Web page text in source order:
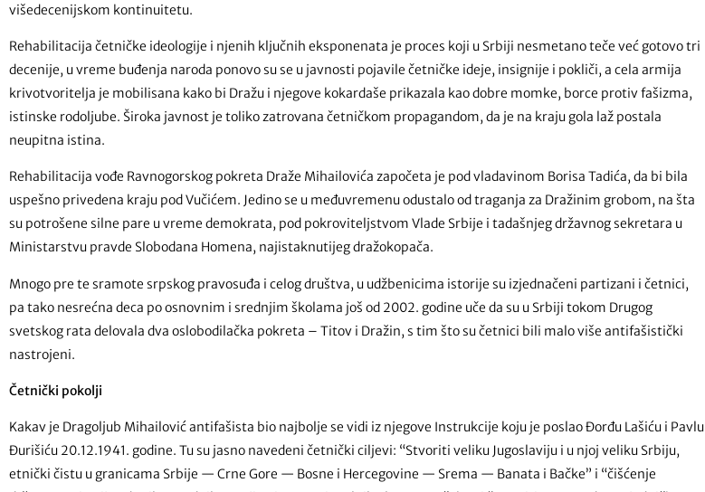
višedecenijskom kontinuitetu.
Rehabilitacija četničke ideologije i njenih ključnih eksponenata je proces koji u Srbiji nesmetano teče već gotovo tri
decenije, u vreme buđenja naroda ponovo su se u javnosti pojavile četničke ideje, insignije i pokliči, a cela armija
krivotvoritelja je mobilisana kako bi Dražu i njegove kokardaše prikazala kao dobre momke, borce protiv fašizma,
istinske rodoljube. Široka javnost je toliko zatrovana četničkom propagandom, da je na kraju gola laž postala
neupitna istina.
Rehabilitacija vođe Ravnogorskog pokreta Draže Mihailovića započeta je pod vladavinom Borisa Tadića, da bi bila
uspešno privedena kraju pod Vučićem. Jedino se u međuvremenu odustalo od traganja za Dražinim grobom, na šta
su potrošene silne pare u vreme demokrata, pod pokroviteljstvom Vlade Srbije i tadašnjeg državnog sekretara u
Ministarstvu pravde Slobodana Homena, najistaknutijeg dražokopača.
Mnogo pre te sramote srpskog pravosuđa i celog društva, u udžbenicima istorije su izjednačeni partizani i četnici,
pa tako nesrećna deca po osnovnim i srednjim školama još od 2002. godine uče da su u Srbiji tokom Drugog
svetskog rata delovala dva oslobodilačka pokreta – Titov i Dražin, s tim što su četnici bili malo više antifašistički
nastrojeni.
Četnički pokolji
Kakav je Dragoljub Mihailović antifašista bio najbolje se vidi iz njegove Instrukcije koju je poslao Đorđu Lašiću i Pavlu
Đurišiću 20.12.1941. godine. Tu su jasno navedeni četnički ciljevi: “Stvoriti veliku Jugoslaviju i u njoj veliku Srbiju,
etnički čistu u granicama Srbije — Crne Gore — Bosne i Hercegovine — Srema — Banata i Bačke” i “čišćenje